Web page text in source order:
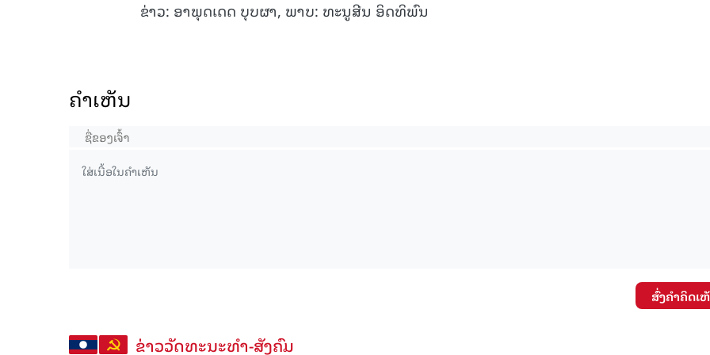
ຂ່າວ: ອາພຸດເດດ ບຸບຜາ, ພາບ: ທະນູສີນ ອິດທິພົນ
ຄໍາເຫັນ
ສົ່ງຄໍາຄິດເ
ຂ່າວວັດທະນະທຳ-ສັງຄົມ